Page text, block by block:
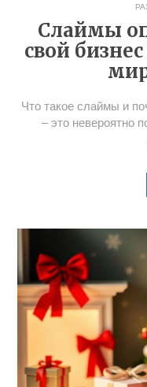
Слаймы
свой
Что такое слаймы и
– это невероятно